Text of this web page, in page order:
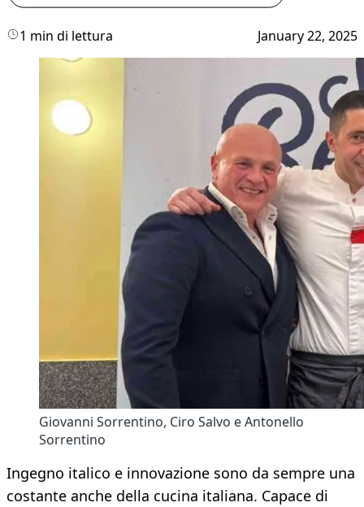
1 min di lettura January 22, 2025
Giovanni Sorrentino, Ciro Salvo e Antonello
Sorrentino
Ingegno italico e innovazione sono da sempre una
costante anche della cucina italiana. Capace di